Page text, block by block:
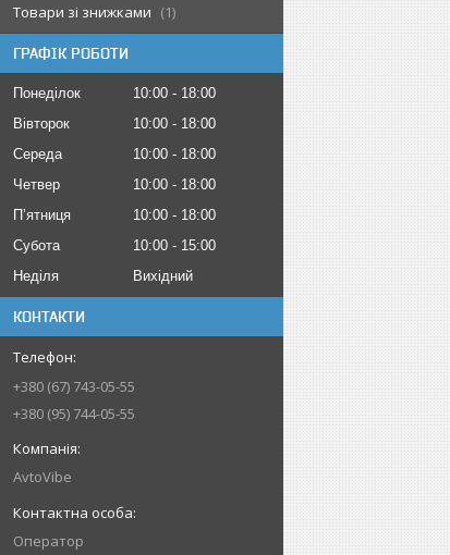
Товари зі знижками
1
ГРАФІК РОБОТИ
Понеділок 10:00
18:00
Вівторок
10:00
18:00
Середа
10:00
18:00
Четвер
10:00
18:00
Пʼятниця
10:00
18:00
Субота
10:00
15:00
Неділя
Вихідний
КОНТАКТИ
+380 (67) 743-05-55
+380 (95) 744-05-55
AvtoVibe
Оператор